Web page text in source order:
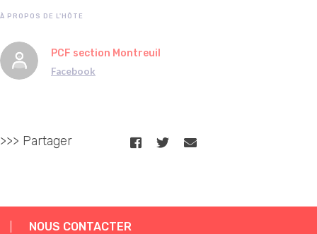
À PROPOS DE L'HÔTE
PCF section Montreuil
Facebook
>>> Partager
NOUS CONTACTER